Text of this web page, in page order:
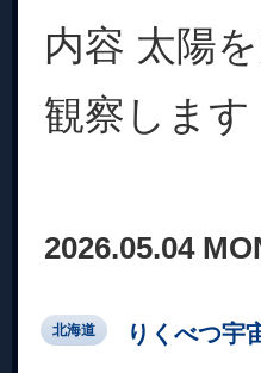
内容 太陽
観察します
2026.05.04
北海道 りくべつ宇